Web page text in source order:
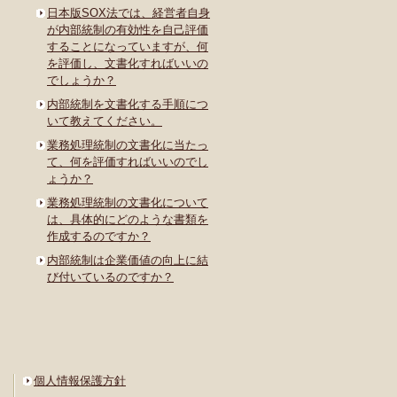
日本版SOX法では、経営者自身
が内部統制の有効性を自己評価
することになっていますが、何
を評価し、文書化すればいいの
でしょうか？
内部統制を文書化する手順につ
いて教えてください。
業務処理統制の文書化に当たっ
て、何を評価すればいいのでし
ょうか？
業務処理統制の文書化について
は、具体的にどのような書類を
作成するのですか？
内部統制は企業価値の向上に結
び付いているのですか？
個人情報保護方針